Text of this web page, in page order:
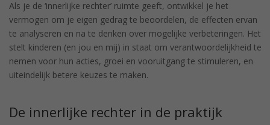
Als je de ‘innerlijke rechter’ ruimte geeft, ontwikkel je het
vermogen om je eigen gedrag te beoordelen, de effecten ervan
te analyseren en na te denken over mogelijke verbeteringen. Het
stelt kinderen (en jou en mij) in staat om verantwoordelijkheid te
nemen voor hun acties, groei en vooruitgang te stimuleren, en
uiteindelijk betere keuzes te maken.
De innerlijke rechter in de praktijk